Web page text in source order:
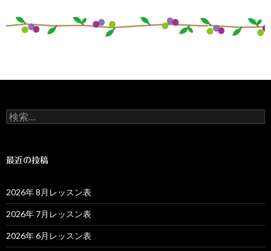
検
索:
最近の投稿
2026年 8月レッスン表
2026年 7月レッスン表
2026年 6月レッスン表